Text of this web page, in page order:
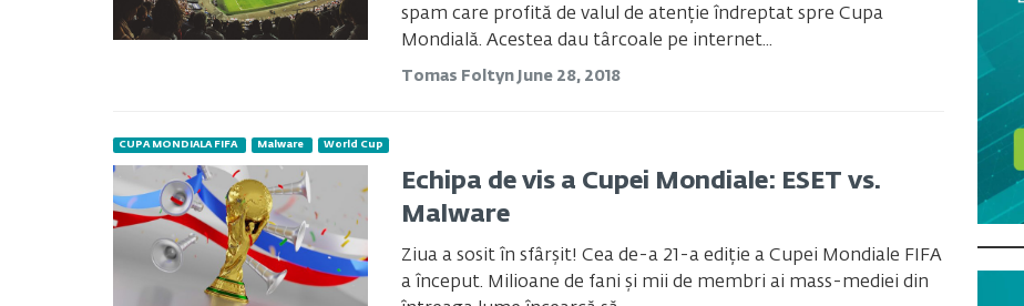
spam care profită de valul de atenție îndreptat spre Cupa
Mondială. Acestea dau târcoale pe internet...
Tomas Foltyn June 28, 2018
CUPA MONDIALA FIFA Malware World Cup
Echipa de vis a Cupei Mondiale: ESET vs.
Malware
Ziua a sosit în sfârșit! Cea de-a 21-a ediție a Cupei Mondiale FIFA
a început. Milioane de fani și mii de membri ai mass-mediei din